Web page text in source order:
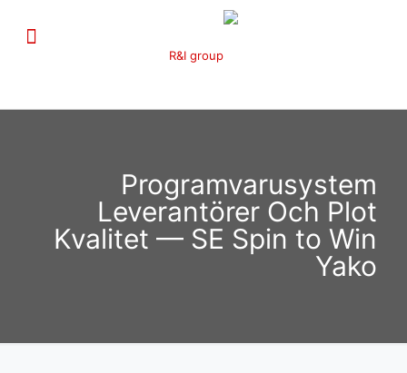
Programvarusystem
Leverantörer Och Plot
Kvalitet — SE Spin to Win
Yako